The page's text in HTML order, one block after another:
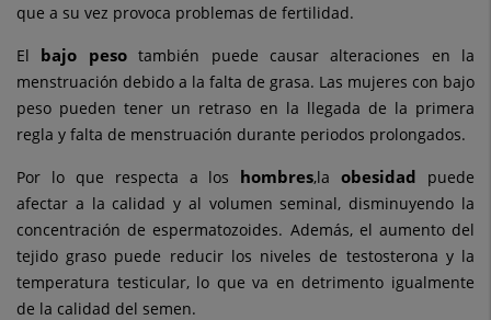
que a su vez provoca problemas de fertilidad.
El bajo pesotambién puede causar alteraciones en la
menstruación debido a la falta de grasa. Las mujeres con bajo
peso pueden tener un retraso en la llegada de la primera
regla y falta de menstruación durante periodos prolongados.
Por lo que respecta a los hombres,laobesidad puede
afectar a la calidad y al volumen seminal, disminuyendo la
concentración de espermatozoides. Además, el aumento del
tejido graso puede reducir los niveles de testosterona y la
temperatura testicular, lo que va en detrimento igualmente
de la calidad del semen.